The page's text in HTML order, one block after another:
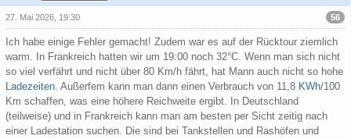
56
27. Mai 2026, 19:30
Ich habe einige Fehler gemacht! Zudem war es auf der Rücktour ziemlich
warm. In Frankreich hatten wir um 19:00 noch 32°C. Wenn man sich nicht
so viel verfährt und nicht über 80 Km/h fährt, hat Mann auch nicht so hohe
Ladezeiten. Außerfem kann man dann einen Verbrauch von 11,8 KWh/100
Km schaffen, was eine höhere Reichweite ergibt. In Deutschland
(teilweise) und in Frankreich kann man am besten per Sicht zeitig nach
einer Ladestation suchen. Die sind bei Tankstellen und Rashöfen und